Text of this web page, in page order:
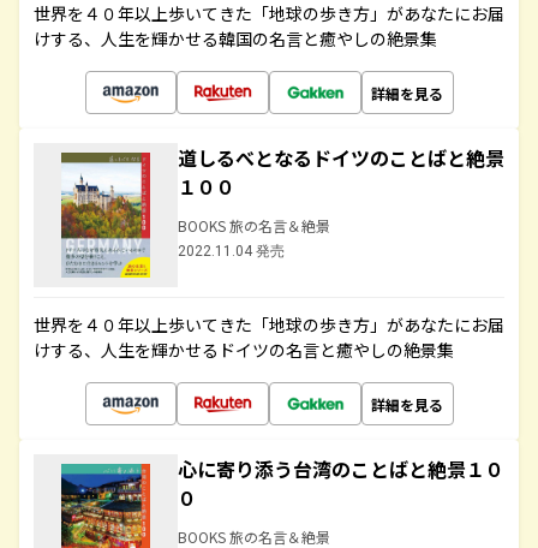
世界を４０年以上歩いてきた「地球の歩き方」があなたにお届
けする、人生を輝かせる韓国の名言と癒やしの絶景集
詳細を見る
道しるべとなるドイツのことばと絶景
１００
BOOKS 旅の名言＆絶景
2022.11.04 発売
世界を４０年以上歩いてきた「地球の歩き方」があなたにお届
けする、人生を輝かせるドイツの名言と癒やしの絶景集
詳細を見る
心に寄り添う台湾のことばと絶景１０
０
BOOKS 旅の名言＆絶景